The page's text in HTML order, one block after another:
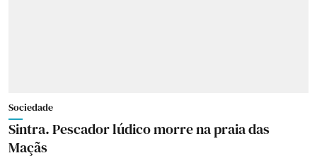
Sociedade
Sintra. Pescador lúdico morre na praia das
Maçãs